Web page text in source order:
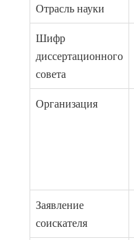
Отрасль науки
Шифр
диссертационного
совета
Организация
Заявление
соискателя